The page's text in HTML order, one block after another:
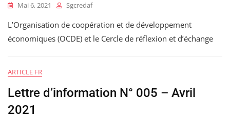
Mai 6, 2021 Sgcredaf
L’Organisation de coopération et de développement
économiques (OCDE) et le Cercle de réflexion et d’échange
ARTICLE FR
Lettre d’information N° 005 – Avril
2021